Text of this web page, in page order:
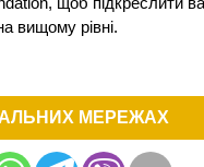
вищому рівні.
МЕРЕЖАХ